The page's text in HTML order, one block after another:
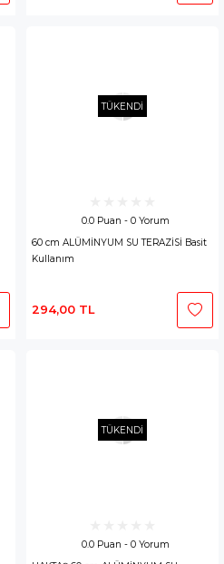
TÜKENDİ
0.0 Puan - 0 Yorum
60 cm ALÜMİNYUM SU TERAZİSİ Basit
Kullanım
294,00 TL
TÜKENDİ
0.0 Puan - 0 Yorum